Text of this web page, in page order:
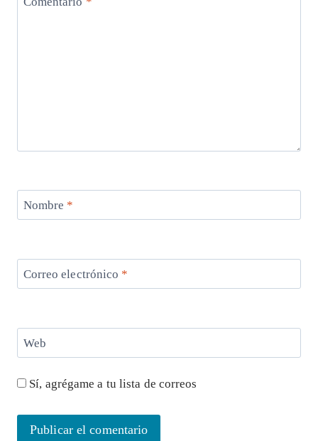
Nombre *
Correo electrónico *
Web
Sí, agrégame a tu lista de correos